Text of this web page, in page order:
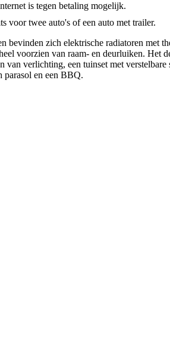
is tegen betaling mogelijk.
voor twee auto's of een auto met trailer.
bevinden zich elektrische radiatoren met
voorzien van raam- en deurluiken. Het
van verlichting, een tuinset met verstelbare
parasol en een BBQ.